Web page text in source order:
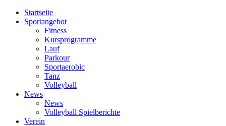
Startseite
Sportangebot
Fitness
Kursprogramme
Lauf
Parkour
Sportaerobic
Tanz
Volleyball
News
News
Volleyball Spielberichte
Verein